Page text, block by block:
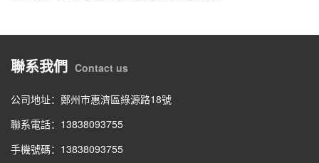
聯系我們 Contact us
公司地址：鄭州市惠濟區綠源路18號
聯系電話：13838093755
手機號碼：13838093755